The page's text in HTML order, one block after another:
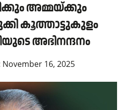
അമ്മയ്ക്കും
കൂത്താട്ടുകുളം
അഭിനന്ദനം
November 16, 2025